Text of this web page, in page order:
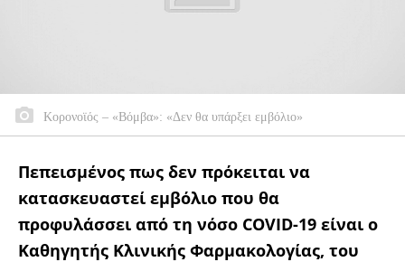
Κορονοϊός – «Βόμβα»: «Δεν θα υπάρξει εμβόλιο»
Πεπεισμένος πως δεν πρόκειται να
κατασκευαστεί εμβόλιο που θα
προφυλάσσει από τη νόσο COVID-19 είναι ο
Καθηγητής Κλινικής Φαρμακολογίας, του